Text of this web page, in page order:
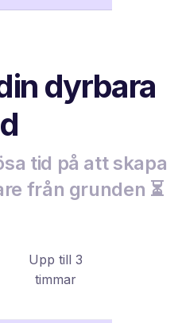
dyrbara
tid på att skapa
från grunden ⏳
Upp till 3
timmar